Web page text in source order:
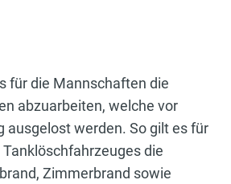
für die Mannschaften die
abzuarbeiten, welche vor
ausgelost werden. So gilt es für
die
Zimmerbrand sowie